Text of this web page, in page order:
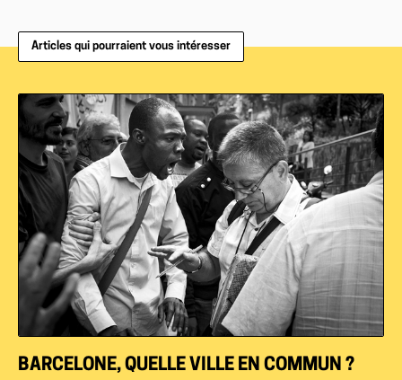
Articles qui pourraient vous intéresser
BARCELONE, QUELLE VILLE EN COMMUN ?